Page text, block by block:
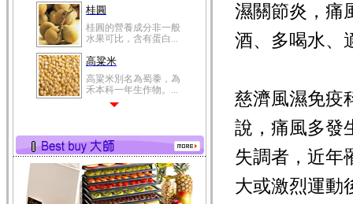
桂圓
桂圓的營養成分非一般
水果可比，含有蛋白...
高粱米
高粱米別名為蜀黍，為
禾本科一年生作物。...
有蛋白質、脂肪、磷...
鮪魚
鮪魚肚肉中的不飽和脂
肪酸內富含EPA和DH...
濕關節炎，痛
酒、多喝水、
慈濟風濕免疫
說，痛風多發
失調者，近年
大或激烈運動